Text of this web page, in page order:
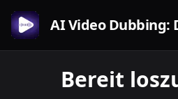
AI Video Dubbing:
Bereit